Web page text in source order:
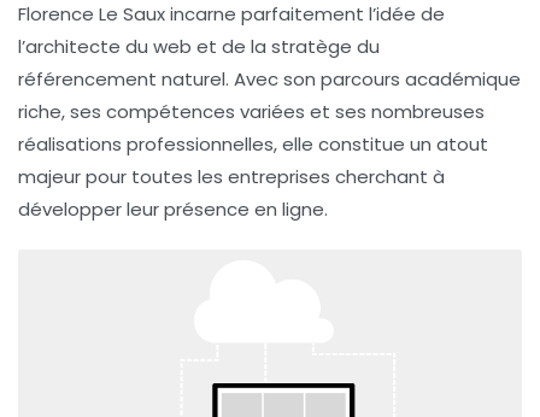
Florence Le Saux incarne parfaitement l’idée de
l’architecte du web et de la stratège du
référencement naturel. Avec son parcours académique
riche, ses compétences variées et ses nombreuses
réalisations professionnelles, elle constitue un atout
majeur pour toutes les entreprises cherchant à
développer leur présence en ligne.